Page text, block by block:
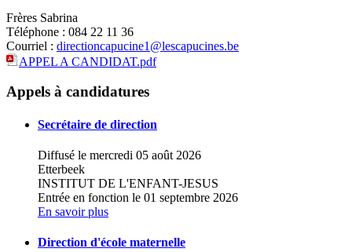
Frères Sabrina
Téléphone : 084 22 11 36
Courriel : directioncapucine1@lescapucines.be
APPEL A CANDIDAT.pdf
Ecole Capucine 1
+
Leaflet
Appels à candidatures
Secrétaire de direction
Diffusé le mercredi 05 août 2026
Etterbeek
INSTITUT DE L'ENFANT-JESUS
Entrée en fonction le 01 septembre 2026
En savoir plus
Direction d'école maternelle